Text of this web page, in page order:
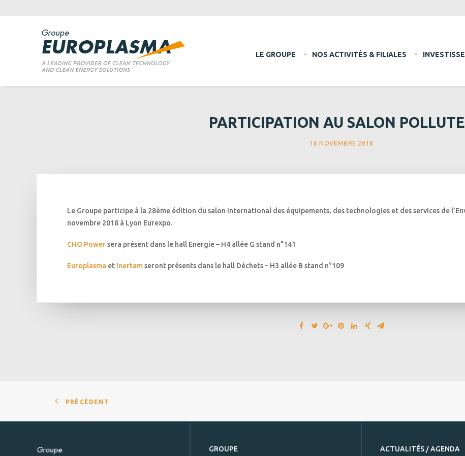
LE GROUPE NOS ACTIVITÉS & FILIALES
PARTICIPATION AU SALON
16 NOVEMBRE 2018
Le Groupe participe à la 28ème édition du salon international des équipements, des technologies et des services de
novembre 2018 à Lyon Eurexpo.
CHO Powersera présent dans le hall Energie – H4 allée G stand n°141
Europlasma et Inertamseront présents dans le hall Déchets – H3 allée B stand n°109
PRÉCÉDENT
GROUPE ACTUALITÉS / AGENDA